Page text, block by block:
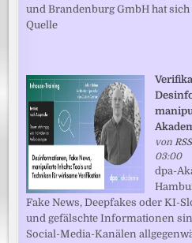
und Brandenburg GmbH hat sich
Quelle
von
03:00
dpa-
Fake News, Deepfakes oder KI-
und gefälschte Informationen
Social-Media-Kanälen